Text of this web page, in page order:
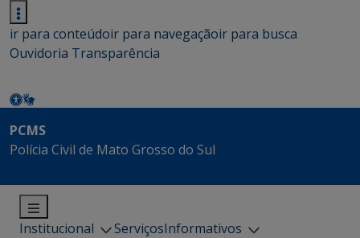
ir para conteúdoir para navegaçãoir para busca
Ouvidoria Transparência
PCMS
Polícia Civil de Mato Grosso do Sul
Institucional ServiçosInformativos